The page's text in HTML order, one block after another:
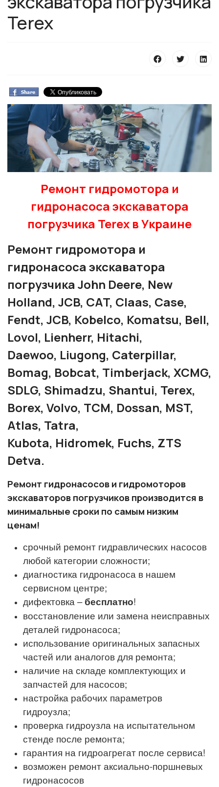
Terex
Ремонт гидромотора и
гидронасоса экскаватора
погрузчика Terex в Украине
Ремонт гидромотора и
гидронасоса экскаватора
погрузчика John Deere, New
Holland, JCB, CAT, Claas, Case,
Fendt, JCB, Kobelco, Komatsu, Bell,
Lovol, Lienherr, Hitachi,
Daewoo, Liugong, Caterpillar,
Bomag, Bobcat, Timberjack, XCMG,
SDLG, Shimadzu, Shantui, Terex,
Borex, Volvo, TCM, Dossan, MST,
Atlas, Tatra,
Kubota, Hidromek, Fuchs, ZTS
Detva.
Ремонт гидронасосов и гидромоторов
экскаваторов погрузчиков производится в
минимальные сроки по самым низким
ценам!
срочный ремонт гидравлических насосов
любой категории сложности;
диагностика гидронасоса в нашем
сервисном центре;
дифектовка –бесплатно!
восстановление или замена неисправных
деталей гидронасоса;
использование оригинальных запасных
частей или аналогов для ремонта;
наличие на складе комплектующих и
запчастей для насосов;
настройка рабочих параметров
гидроузла;
проверка гидроузла на испытательном
стенде после ремонта;
гарантия на гидроагрегат после сервиса!
возможен ремонт аксиально-поршневых
гидронасосов